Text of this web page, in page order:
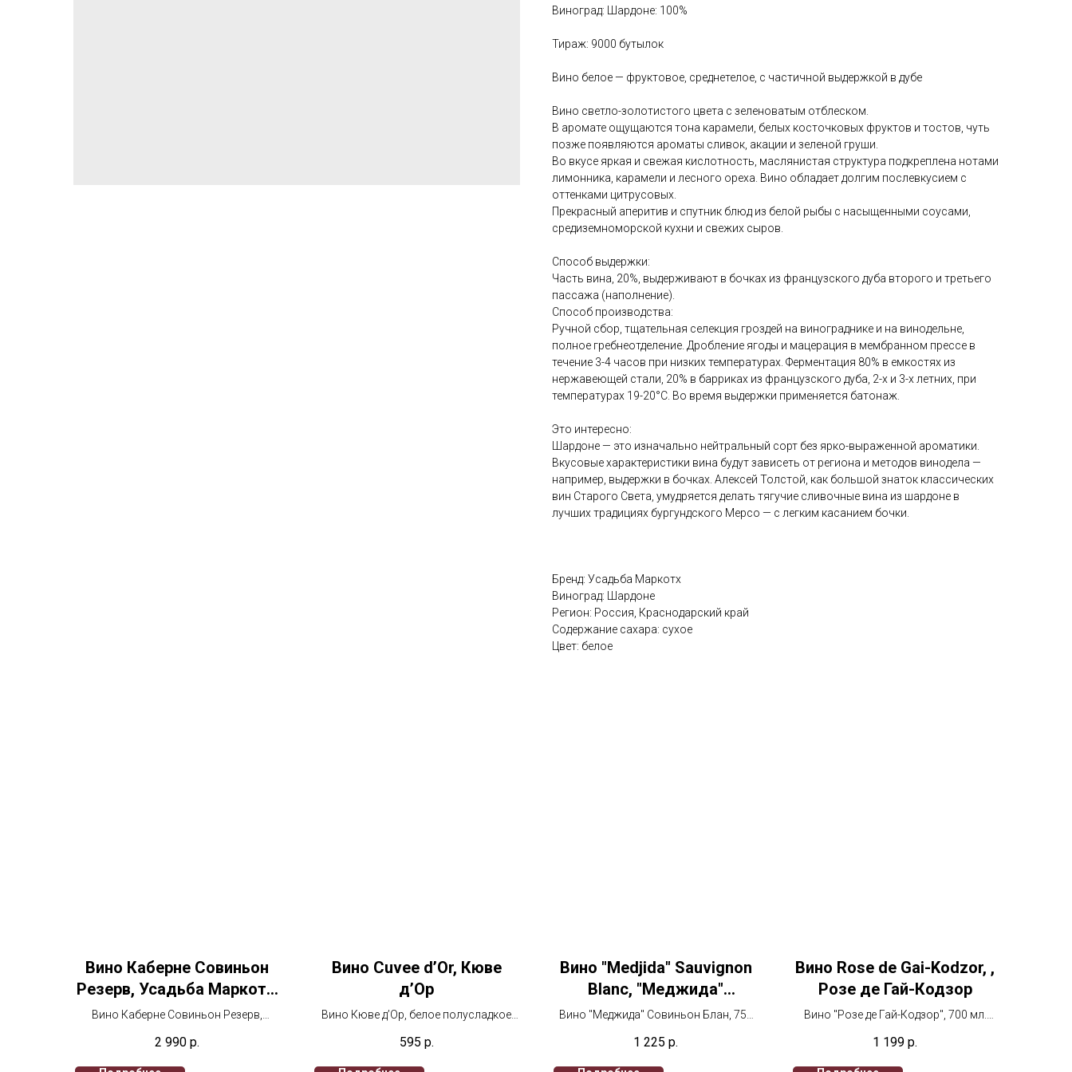
Виноград: Шардоне: 100%
Тираж: 9000 бутылок
Вино белое — фруктовое, среднетелое, с частичной выдержкой в дубе
Вино светло-золотистого цвета с зеленоватым отблеском.
В аромате ощущаются тона карамели, белых косточковых фруктов и тостов, чуть
позже появляются ароматы сливок, акации и зеленой груши.
Во вкусе яркая и свежая кислотность, маслянистая структура подкреплена нотами
лимонника, карамели и лесного ореха. Вино обладает долгим послевкусием с
оттенками цитрусовых.
Прекрасный аперитив и спутник блюд из белой рыбы с насыщенными соусами,
средиземноморской кухни и свежих сыров.
Способ выдержки:
Часть вина, 20%, выдерживают в бочках из французского дуба второго и третьего
пассажа (наполнение).
Способ производства:
Ручной сбор, тщательная селекция гроздей на винограднике и на винодельне,
полное гребнеотделение. Дробление ягоды и мацерация в мембранном прессе в
течение 3-4 часов при низких температурах. Ферментация 80% в емкостях из
нержавеющей стали, 20% в барриках из французского дуба, 2-х и 3-х летних, при
температурах 19-20°C. Во время выдержки применяется батонаж.
Это интересно:
Шардоне — это изначально нейтральный сорт без ярко-выраженной ароматики.
Вкусовые характеристики вина будут зависеть от региона и методов винодела —
например, выдержки в бочках. Алексей Толстой, как большой знаток классических
вин Старого Света, умудряется делать тягучие сливочные вина из шардоне в
лучших традициях бургундского Мерсо — с легким касанием бочки.
Бренд: Усадьба Маркотх
Виноград: Шардоне
Регион: Россия, Краснодарский край
Содержание сахара: сухое
Цвет: белое
Вино Каберне Совиньон
Резерв, Усадьба Маркотх,
Каберне Совиньон Резерв,
Усадьба Маркотх
Вино Каберне Совиньон Резерв,
Красное сухое
2 990 р.
Вино Cuvee d’Or, Кюве
д’Ор
Вино Кюве д’Ор, белое полусладкое
595 р.
Вино "Medjida" Sauvignon
Blanc, "Меджида"
Совиньон Блан
Вино "Меджида" Совиньон Блан, 750
1 225 р.
Вино Rose de Gai-Kodzor, ,
Розе де Гай-Кодзор
Вино "Розе де Гай-Кодзор", 700 мл.
1 199 р.